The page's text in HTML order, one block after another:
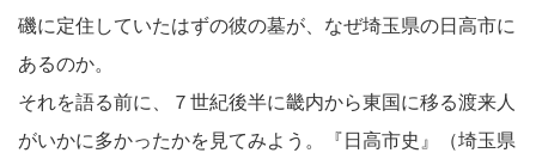
磯に定住していたはずの彼の墓が、なぜ埼玉県の日高市に
あるのか。
それを語る前に、７世紀後半に畿内から東国に移る渡来人
がいかに多かったかを見てみよう。『日高市史』（埼玉県